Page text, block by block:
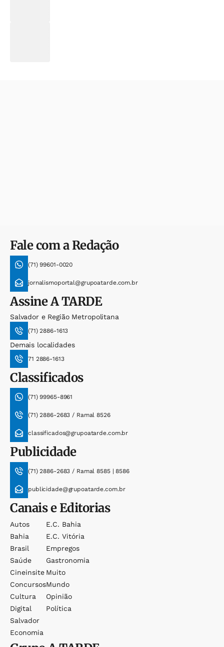
Fale com a Redação
(71) 99601-0020
jornalismoportal@grupoatarde.com.br
AssineA TARDE
Salvador e Região Metropolitana
(71) 2886-1613
Demais localidades
71 2886-1613
Classificados
(71) 99965-8961
(71) 2886-2683 / Ramal 8526
classificados@grupoatarde.com.br
Publicidade
(71) 2886-2683 / Ramal 8585 | 8586
publicidade@grupoatarde.com.br
Canais e Editorias
Autos
Bahia
Brasil
Saúde
Cineinsite
Concursos
Cultura
Digital
Salvador
Economia
E.c. Bahia
E.c. Vitória
Empregos
Gastronomia
Muito
Mundo
Opinião
Política